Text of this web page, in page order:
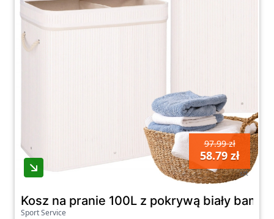
97.99 zł
58.79 zł
szt
Kosz na pranie 100L z pokrywą biały
Sport Service